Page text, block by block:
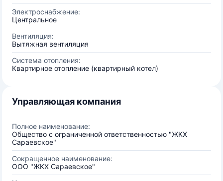
Электроснабжение:
Центральное
Вентиляция:
Вытяжная вентиляция
Система отопления:
Квартирное отопление (квартирный котел)
Управляющая компания
Полное наименование:
Общество с ограниченной ответственностью "ЖКХ
Сараевское"
Сокращенное наименование:
ООО "ЖКХ Сараевское"